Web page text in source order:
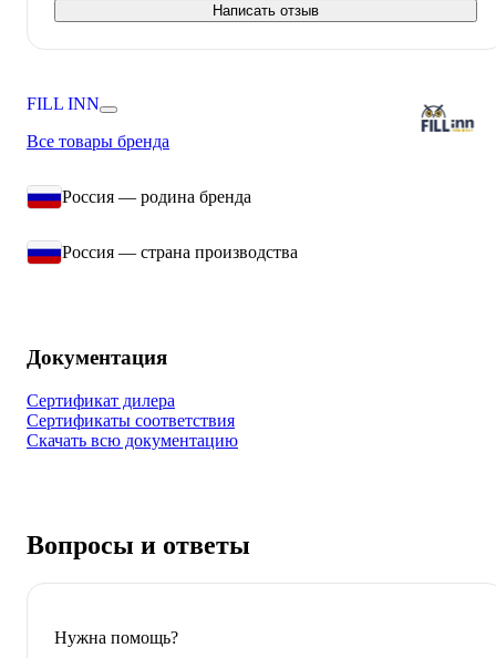
Написать отзыв
FILL INN
Все товары бренда
Россия — родина бренда
Россия — страна производства
Документация
Сертификат дилера
Сертификаты соответствия
Скачать всю документацию
Вопросы и ответы
Нужна помощь?